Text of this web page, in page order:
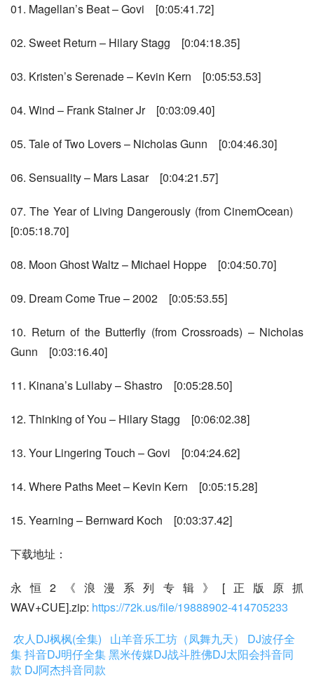
01. Magellan’s Beat – Govi    [0:05:41.72]
02. Sweet Return – Hilary Stagg    [0:04:18.35]
03. Kristen’s Serenade – Kevin Kern    [0:05:53.53]
04. Wind – Frank Stainer Jr    [0:03:09.40]
05. Tale of Two Lovers – Nicholas Gunn    [0:04:46.30]
06. Sensuality – Mars Lasar    [0:04:21.57]
07. The Year of Living Dangerously (from CinemOcean)
[0:05:18.70]
08. Moon Ghost Waltz – Michael Hoppe    [0:04:50.70]
09. Dream Come True – 2002    [0:05:53.55]
10. Return of the Butterfly (from Crossroads) – Nicholas
Gunn    [0:03:16.40]
11. Kinana’s Lullaby – Shastro    [0:05:28.50]
12. Thinking of You – Hilary Stagg    [0:06:02.38]
13. Your Lingering Touch – Govi    [0:04:24.62]
14. Where Paths Meet – Kevin Kern    [0:05:15.28]
15. Yearning – Bernward Koch    [0:03:37.42]
下载地址：
永恒2《浪漫系列专辑》[正版原抓
WAV+CUE].zip: https://72k.us/file/19888902-414705233
农人DJ枫枫(全集)
山羊音乐工坊（凤舞九天）
DJ波仔全
集抖音DJ明仔全集黑米传媒DJ战斗胜佛DJ太阳会抖音同
款 DJ阿杰抖音同款